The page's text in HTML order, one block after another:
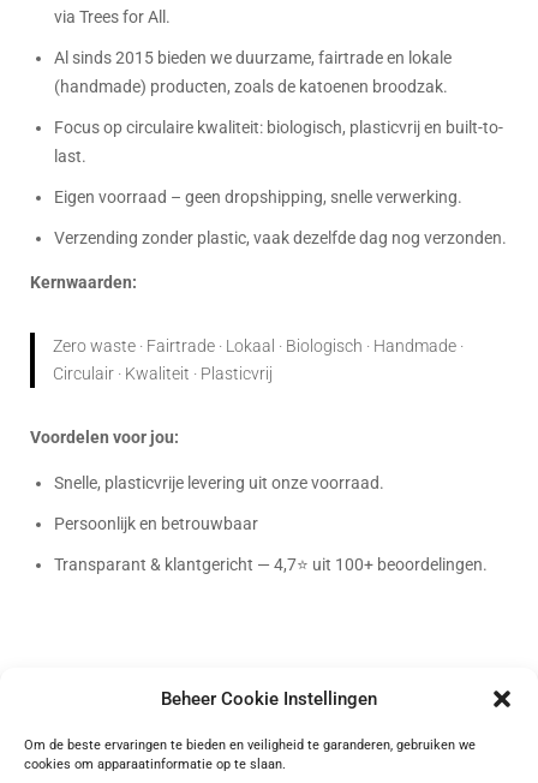
Beheer Cookie Instellingen
Om de beste ervaringen te bieden en veiligheid te garanderen, gebruiken we
cookies om apparaatinformatie op te slaan.
via Trees for All.
Al sinds 2015 bieden we duurzame, fairtrade en lokale
(handmade) producten, zoals de katoenen broodzak.
Focus op circulaire kwaliteit: biologisch, plasticvrij en built-to-
last.
Eigen voorraad – geen dropshipping, snelle verwerking.
Verzending zonder plastic, vaak dezelfde dag nog verzonden.
Kernwaarden:
Zero waste · Fairtrade · Lokaal · Biologisch · Handmade ·
Circulair · Kwaliteit · Plasticvrij
Voordelen voor jou:
Snelle, plasticvrije levering uit onze voorraad.
Persoonlijk en betrouwbaar
Transparant & klantgericht — 4,7⭐ uit 100+ beoordelingen.
Bag-again